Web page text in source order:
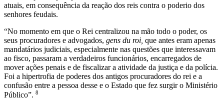
atuais, em consequência da reação dos reis contra o poderio dos
senhores feudais.
“No momento em que o Rei centralizou na mão todo o poder, os
seus procuradores e advogados, gens du roi, que antes eram apenas
mandatários judiciais, especialmente nas questões que interessavam
ao fisco, passaram a verdadeiros funcionários, encarregados de
mover ações penais e de fiscalizar a atividade da justiça e da polícia.
Foi a hipertrofia de poderes dos antigos procuradores do rei e a
confusão entre a pessoa desse e o Estado que fez surgir o Ministério
Público”. 8